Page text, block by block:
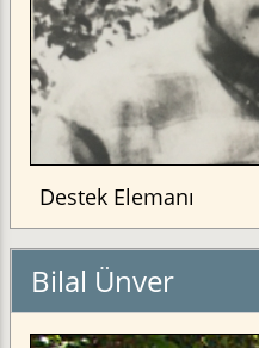
Destek Elemanı
Bilal Ünver